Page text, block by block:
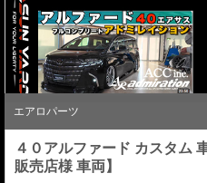
エアロパーツ
４０アルファード カスタム
販売店様 車両】